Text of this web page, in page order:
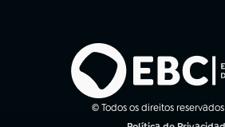
© Todos os direitos